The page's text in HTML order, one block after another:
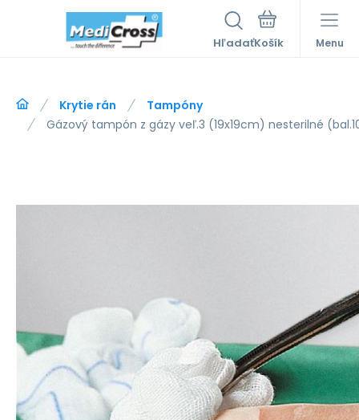
Hľadať Menu
Krytie rán
Tampóny
Gázový tampón z gázy veľ.3 (19x19cm) nesterilné